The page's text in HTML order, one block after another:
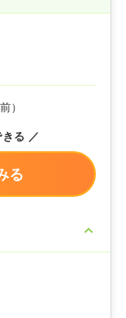
）
る
る